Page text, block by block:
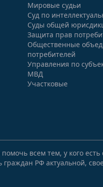
Мировые судьи
Суд по
Суды общей
Защита прав
Общественные
потребителей
Управления по
МВД
Участковые
всем тем, у кого
РФ актуальной,